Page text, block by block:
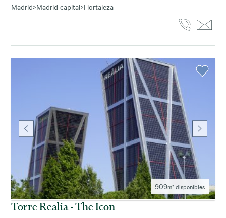
Madrid>Madrid capital>Hortaleza
909m² disponibles
Torre Realia - The Icon